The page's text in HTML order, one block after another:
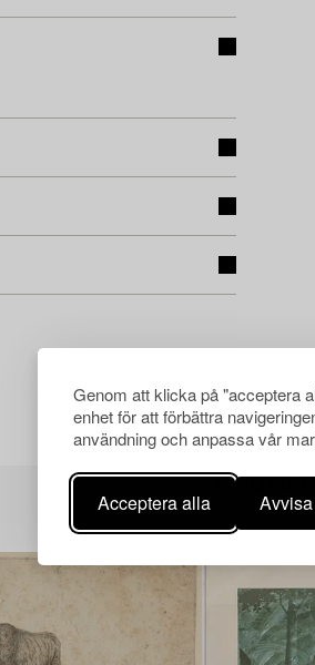
Genom att klicka på "acceptera
enhet för att förbättra
användning och anpassa vår
Acceptera alla
Andra